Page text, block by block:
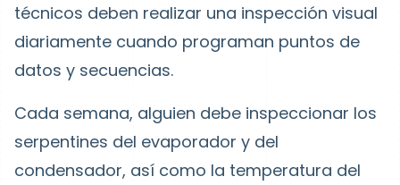
técnicos deben realizar una inspección visual
diariamente cuando programan puntos de
datos y secuencias.
Cada semana, alguien debe inspeccionar los
serpentines del evaporador y del
condensador, así como la temperatura del